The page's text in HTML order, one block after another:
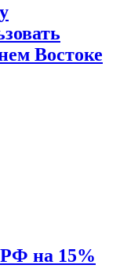
Востоке
на 15%